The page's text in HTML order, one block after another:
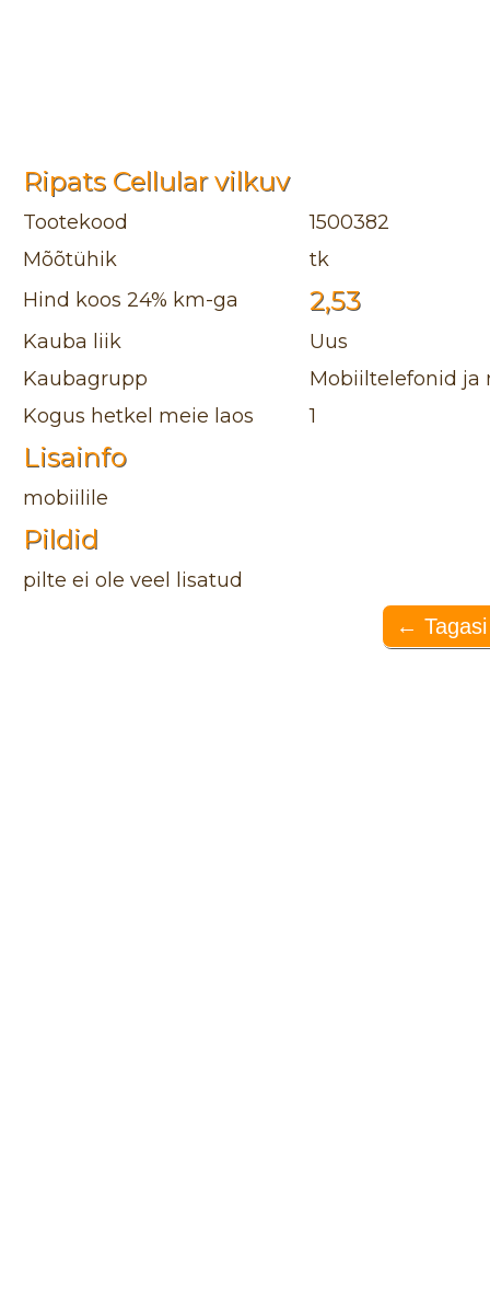
Ripats Cellular vilkuv
Tootekood
1500382
Mõõtühik
tk
Hind koos 24% km-ga
2,53
Kauba liik
Uus
Kaubagrupp
Mobiiltelefonid ja
Kogus hetkel meie laos
1
Lisainfo
mobiilile
Pildid
pilte ei ole veel lisatud